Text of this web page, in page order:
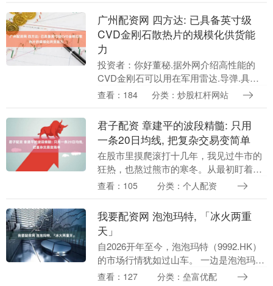
难以为继，....
广州配资网 四方达: 已具备英寸级
CVD金刚石散热片的规模化供货能
力
投资者：你好董秘.据外网介绍高性能的
CVD金刚石可以用在军用雷达.导弹.具身
智能机器人等的散热上.公司的CVD金刚石
有禁带....
查看：184 分类：炒股杠杆网站
君子配资 章建平的波段精髓: 只用
一条20日均线, 把复杂交易变简单
在股市里摸爬滚打十几年，我见过牛市的
狂热，也熬过熊市的寒冬。从最初盯着七
八个指标眼花缭乱，到后来慢慢做减法，
易乱，抓住一条线....
查看：105 分类：个人配资
我要配资网 泡泡玛特, 「冰火两重
天」
自2026开年至今，泡泡玛特（9992.HK）
的市场行情犹如过山车。 一边是泡泡玛特
业绩与股价背离”，遭多家机构看空，股价
查看：127 分类：垒富优配